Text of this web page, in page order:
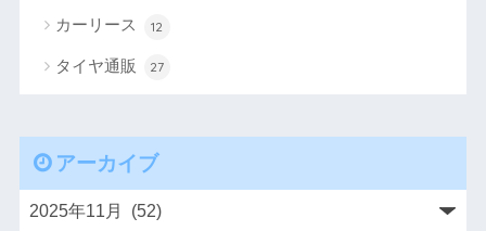
カーリース 12
タイヤ通販 27
アーカイブ